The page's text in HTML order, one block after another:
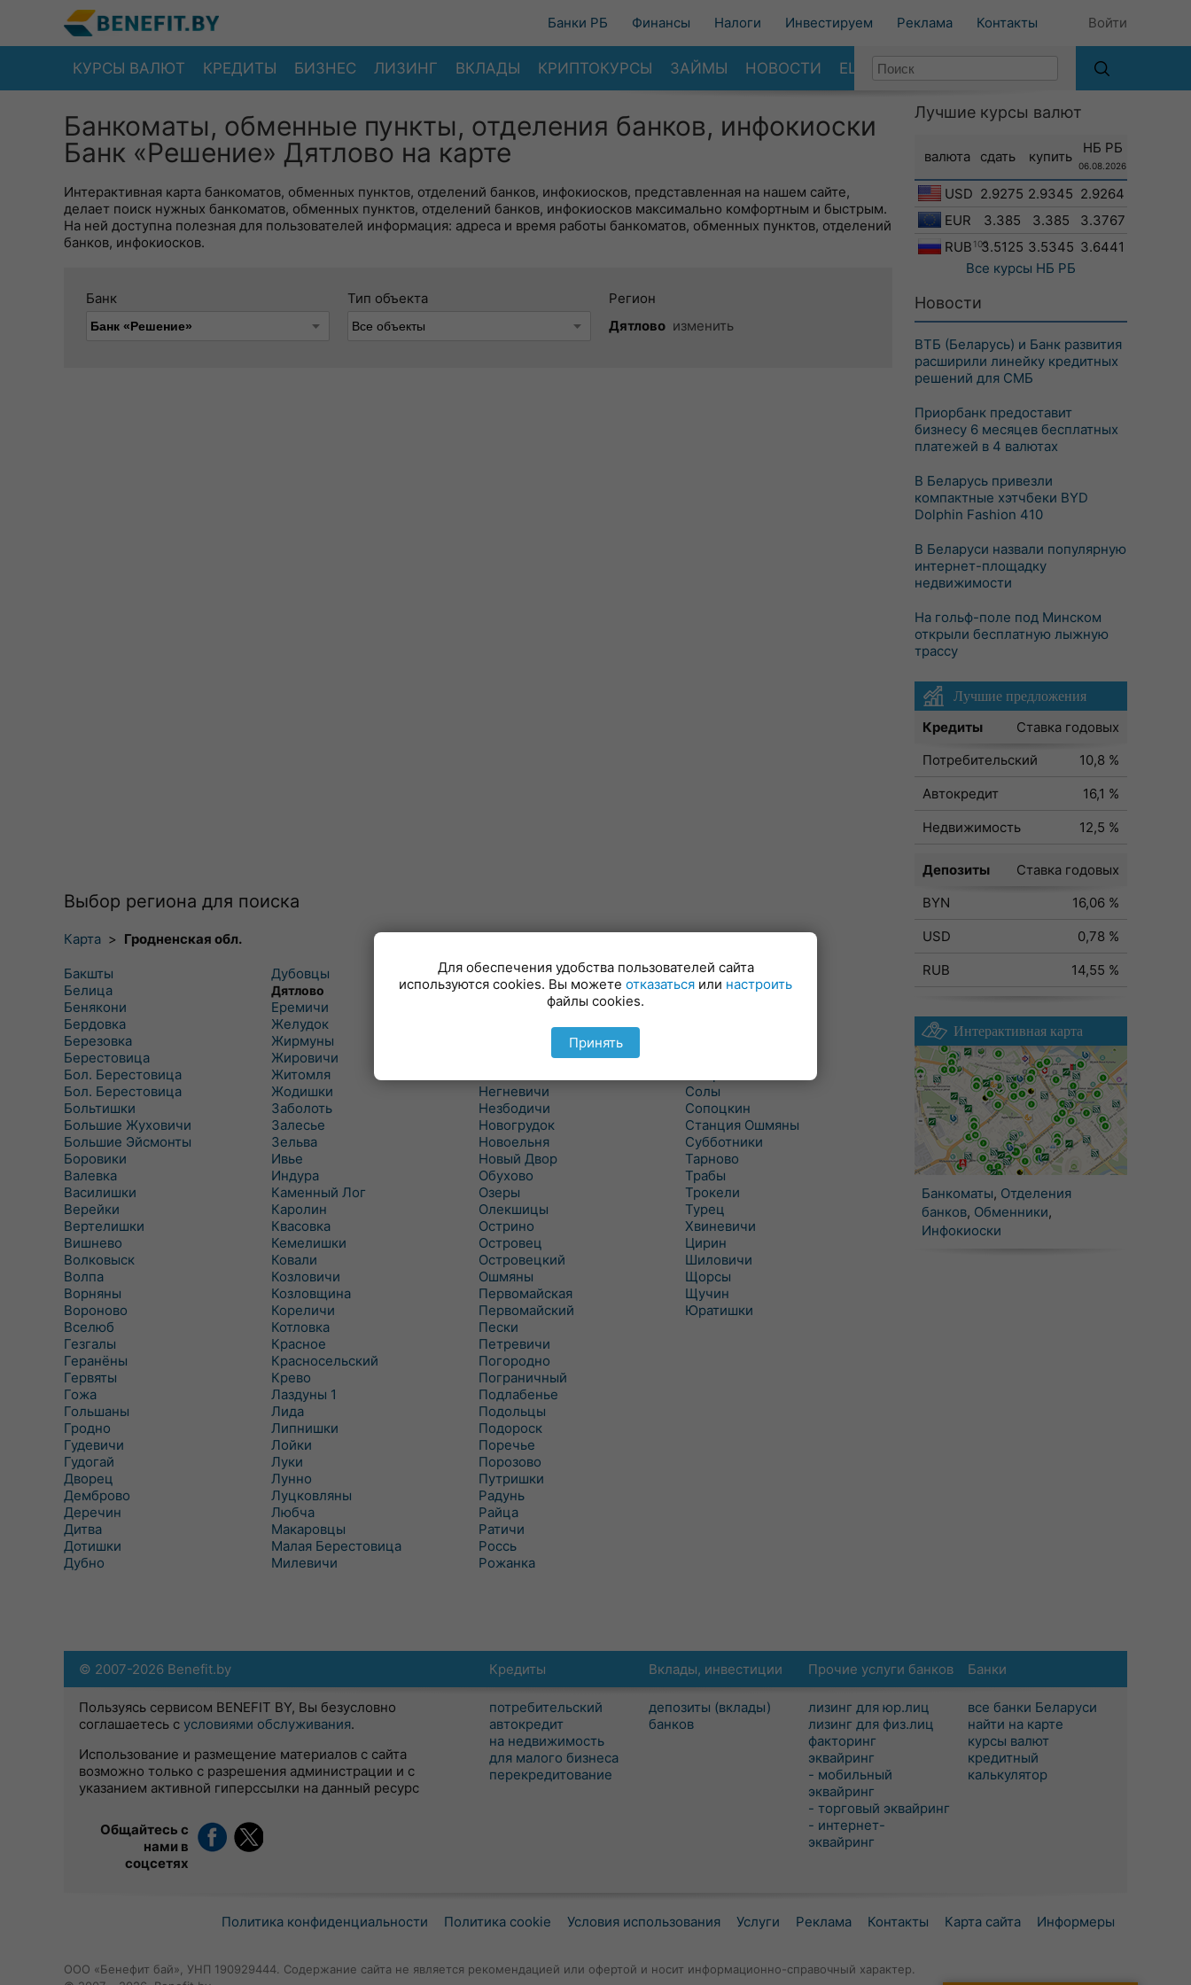
Банки РБ Финансы Налоги Инвестируем Реклама Контакты Войти
КУРСЫ ВАЛЮТ КРЕДИТЫ БИЗНЕС ЛИЗИНГ ВКЛАДЫ КРИПТОКУРСЫ ЗАЙМЫ НОВОСТИ ЕЩЕ
Банкоматы, обменные пункты, отделения банков, инфокиоски
Банк «Решение» Дятлово на карте
Интерактивная карта банкоматов, обменных пунктов, отделений банков, инфокиосков, представленная на нашем сайте,
делает поиск нужных банкоматов, обменных пунктов, отделений банков, инфокиосков максимально комфортным и быстрым.
На ней доступна полезная для пользователей информация: адреса и время работы банкоматов, обменных пунктов, отделений
банков, инфокиосков.
Банк Тип объекта
Регион
Дятлово изменить
Выбор региона для поиска
Карта > Гродненская обл.
Бакшты
Белица
Бенякони
Бердовка
Березовка
Берестовица
Бол. Берестовица
Бол. Берестовица
Больтишки
Большие Жуховичи
Большие Эйсмонты
Боровики
Валевка
Василишки
Верейки
Вертелишки
Вишнево
Волковыск
Волпа
Ворняны
Вороново
Вселюб
Гезгалы
Геранёны
Гервяты
Гожа
Гольшаны
Гродно
Гудевичи
Гудогай
Дворец
Демброво
Деречин
Дитва
Дотишки
Дубно
Дубовцы
Дятлово
Еремичи
Желудок
Жирмуны
Жировичи
Житомля
Жодишки
Заболоть
Залесье
Зельва
Ивье
Индура
Каменный Лог
Каролин
Квасовка
Кемелишки
Ковали
Козловичи
Козловщина
Кореличи
Котловка
Красное
Красносельский
Крево
Лаздуны 1
Лида
Липнишки
Лойки
Луки
Лунно
Луцковляны
Любча
Макаровцы
Малая Берестовица
Милевичи
Минойты
Мир
Михалишки
Можейково
Мосты Правые
Негневичи
Незбодичи
Новогрудок
Новоельня
Новый Двор
Обухово
Озеры
Олекшицы
Острино
Островец
Островецкий
Ошмяны
Первомайская
Первомайский
Пески
Петревичи
Погородно
Пограничный
Подлабенье
Подольцы
Подороск
Поречье
Порозово
Путришки
Радунь
Райца
Ратичи
Роcсь
Рожанка
Россь
Свислочь
Солы
Сопоцкин
Станция Ошмяны
Субботники
Тарново
Трабы
Трокели
Турец
Хвиневичи
Цирин
Шиловичи
Щорсы
Щучин
Юратишки
Лучшие курсы валют
валюта сдать купить
НБ РБ
06.08.2026
USD 2.9275 2.9345 2.9264
EUR
3.385 3.385
3.3767
RUB 1003.5125 3.5345 3.6441
Все курсы НБ РБ
Новости
ВТБ (Беларусь) и Банк развития
расширили линейку кредитных
решений для СМБ
Приорбанк предоставит
бизнесу 6 месяцев бесплатных
платежей в 4 валютах
В Беларусь привезли
компактные хэтчбеки BYD
Dolphin Fashion 410
В Беларуси назвали популярную
интернет-площадку
недвижимости
На гольф-поле под Минском
открыли бесплатную лыжную
трассу
Лучшие предложения
Кредиты
Ставка годовых
Потребительский
10,8 %
Автокредит
16,1 %
Недвижимость
12,5 %
Депозиты
Ставка годовых
BYN
16,06 %
USD
0,78 %
RUB
14,55 %
Интерактивная карта
Банкоматы, Отделения
банков, Обменники,
Инфокиоски
Кредиты
потребительский
автокредит
на недвижимость
для малого бизнеса
перекредитование
Вклады, инвестиции
депозиты (вклады)
банков
Прочие услуги банков
лизинг для юр.лиц
лизинг для физ.лиц
факторинг
эквайринг
- мобильный
эквайринг
- торговый эквайринг
- интернет-
эквайринг
Банки
все банки Беларуси
найти на карте
курсы валют
кредитный
калькулятор
© 2007-2026 Benefit.by
Пользуясь сервисом BENEFIT BY, Вы безусловно
соглашаетесь с условиями обслуживания.
Использование и размещение материалов с сайта
возможно только с разрешения администрации и с
указанием активной гиперссылки на данный ресурс
Общайтесь с
нами в
соцсетях
Политика конфиденциальности Политика cookie Условия использования Услуги Реклама Контакты Карта сайта Информеры
ООО «Бенефит бай», УНП 190929444. Содержание сайта не является рекомендацией или офертой и носит информационно-справочный характер.
Для обеспечения удобства пользователей сайта
используются cookies. Вы можете отказаться или настроить
файлы cookies.
Принять